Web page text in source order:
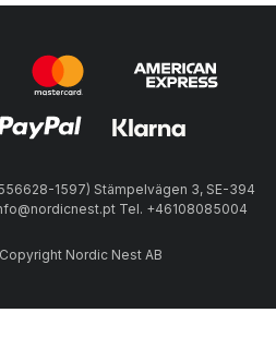
1597) Stämpelvägen 3, SE-394
Tel. +46108085004
Nordic Nest AB